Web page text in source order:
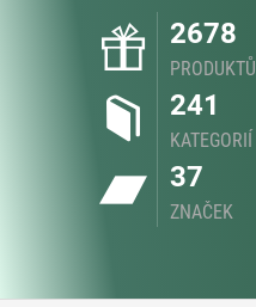
2678
PRODUKTŮ
241
KATEGORIÍ
37
ZNAČEK